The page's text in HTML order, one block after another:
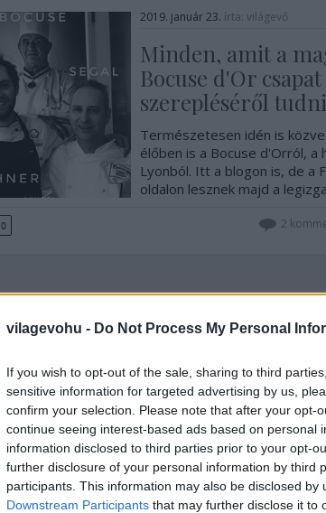
vilagevohu - Do Not Process My Personal
If you wish to opt-out of the sale, sharing to third
sensitive information for targeted advertising by us,
confirm your selection. Please note that after your opt-
continue seeing interest-based ads based on personal
information disclosed to third parties prior to your opt-
further disclosure of your personal information by third
participants. This information may also be disclosed by
Downstream Participants that may further disclose it to
2019. január 23. írta: világevő
Minden, amit a
Bocuse d'Or csapat
szerepléséről
Természetesen idén is
élőben is a Bocuse d'Orról, a
Lyonból. Itt a blogon is, de a
oldalon lesznek majd a
pedig első sorban a nem
0 2
Magyarországot a
d'Oron?
Itt vannak a jelentkezési
feltételek, kacsa és
alma a receptpályázat
minden 21 évesnél idősebb,
szakács benevezhet! Aki